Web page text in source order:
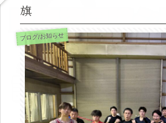
旗
ブログ/お知らせ